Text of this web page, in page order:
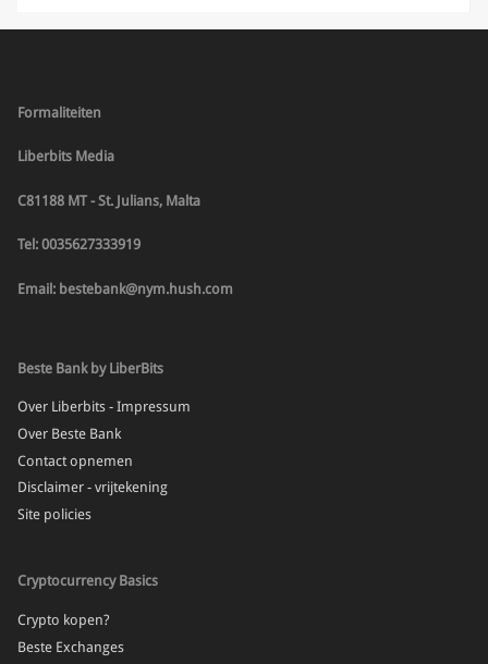
Formaliteiten
Liberbits Media
C81188 MT - St. Julians, Malta
Tel: 0035627333919
Email: bestebank@nym.hush.com
Beste Bank by LiberBits
Over Liberbits - Impressum
Over Beste Bank
Contact opnemen
Disclaimer - vrijtekening
Site policies
Cryptocurrency Basics
Crypto kopen?
Beste Exchanges